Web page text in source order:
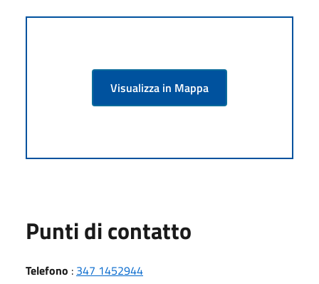
Visualizza in Mappa
Punti di contatto
Telefono : 347 1452944